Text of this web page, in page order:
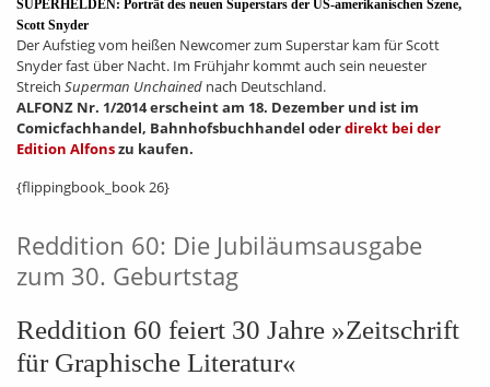
SUPERHELDEN: Porträt des neuen Superstars der US-amerikanischen Szene,
Scott Snyder
Der Aufstieg vom heißen Newcomer zum Superstar kam für Scott
Snyder fast über Nacht. Im Frühjahr kommt auch sein neuester
Streich Superman Unchained nach Deutschland.
ALFONZ Nr. 1/2014 erscheint am 18. Dezember und ist im
Comicfachhandel, Bahnhofsbuchhandel oderdirekt bei der
Edition Alfonszu kaufen.
{flippingbook_book 26}
Reddition 60: Die Jubiläumsausgabe
zum 30. Geburtstag
Reddition 60 feiert 30 Jahre »Zeitschrift
für Graphische Literatur«